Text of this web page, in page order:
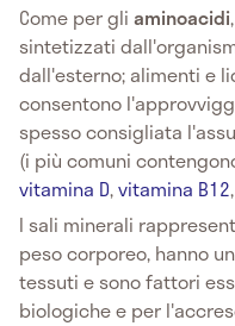
Come per gli aminoacidi
sintetizzati
dall'esterno; alimenti e
consentono
spesso consigliata
(i più comuni
vitamina D,vitamina B12,
I sali minerali
peso corporeo, hanno
tessuti e sono fattori
biologiche e per